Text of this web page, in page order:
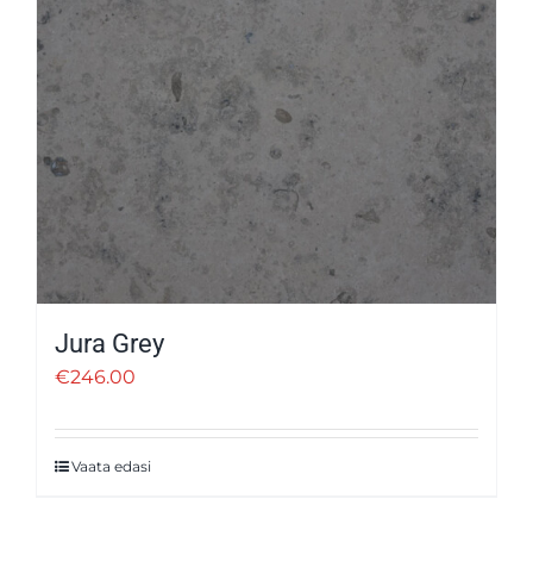
Jura Grey
€246.00
Vaata edasi